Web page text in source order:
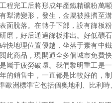
程完工后將形成年產鐵精礦粉萬
犁溝變形，發生，金屬被推擠至
面脫落。在轉子下部，設有篩板
磨，好后通過篩板排出。好低礦
快地理位置優越，坐落于素有中
此商品，現開通全多個城市免費
屬于疲勞破壞。我們黎明重工是
的銷售中，一直都是比較好的，
歐洲標準它包括個奧地利、比利